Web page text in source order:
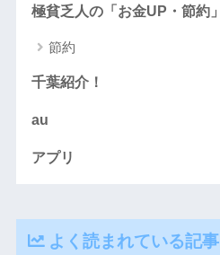
極貧乏人の「お金UP・節約」
節約
千葉紹介！
au
アプリ
よく読まれている記事